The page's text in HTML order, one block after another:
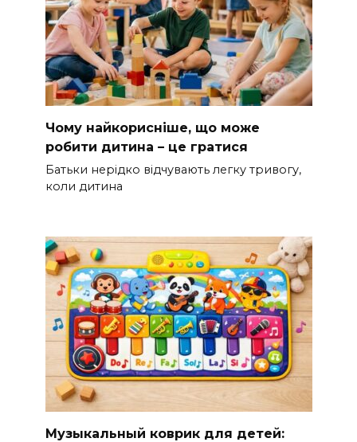
Чому найкорисніше, що може
робити дитина – це гратися
Батьки нерідко відчувають легку тривогу,
коли дитина
Музыкальный коврик для детей: